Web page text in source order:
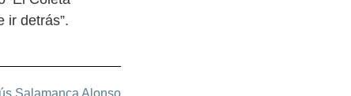
ir detrás”.